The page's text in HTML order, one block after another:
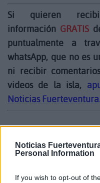
Noticias
Personal Information
If you wish to opt-out of
Si quieren
información GRATIS
puntualmente a
whatsApp, que no es
ni recibir
videos de la isla,
Noticias Fuerteventura.
Fuerteventura es el
este documental
profesional y